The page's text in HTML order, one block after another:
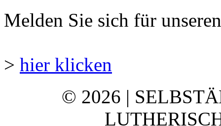
Melden Sie sich für
> hier klicken
© 2026 |